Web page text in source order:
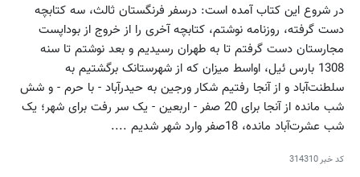
در شروع این کتاب آمده است: درسفر فرنگستان ثالث، سه کتابچه
دست‌ گرفته، روزنامه نوشتم، کتابچه آخری را از خروج از بوداپست
مجارستان دست گرفتم تا به طهران رسیدیم و بعد نوشتم تا سنه
1308 بارس ئیل، اواسط میزان که از شهرستانک برگشتیم به
سلطنت‌آباد و از آنجا رفتیم شکار ورجین به حیدرآباد - با حرم - و شش
شب مانده از آنجا برای 20 صفر - اربعین - یک سر رفت برای شهر؛ یک
شب عشرت‌آباد مانده، 18صفر وارد شهر شدیم ....
کد خبر314310